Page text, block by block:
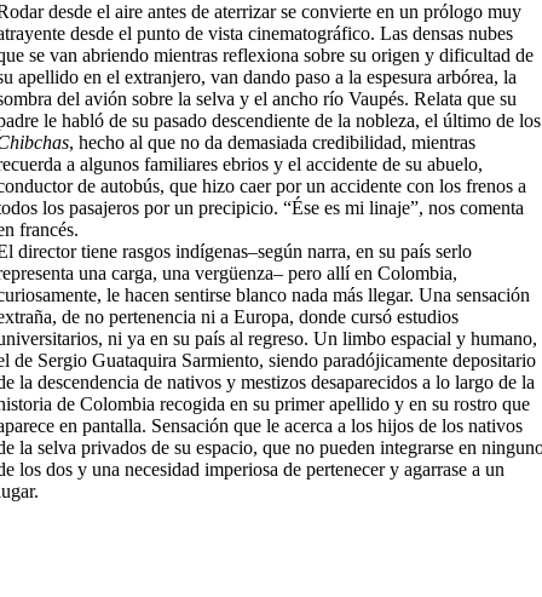
desde el aire antes de aterrizar se convierte en un prólogo muy
desde el punto de vista cinematográfico. Las densas nubes
se van abriendo mientras reflexiona sobre su origen y dificultad de
apellido en el extranjero, van dando paso a la espesura arbórea, la
del avión sobre la selva y el ancho río Vaupés. Relata que su
le habló de su pasado descendiente de la nobleza, el último de los
, hecho al que no da demasiada credibilidad, mientras
a algunos familiares ebrios y el accidente de su abuelo,
de autobús, que hizo caer por un accidente con los frenos a
los pasajeros por un precipicio. “Ése es mi linaje”, nos comenta
francés.
director tiene rasgos indígenas–según narra, en su país serlo
una carga, una vergüenza– pero allí en Colombia,
le hacen sentirse blanco nada más llegar. Una sensación
de no pertenencia ni a Europa, donde cursó estudios
ni ya en su país al regreso. Un limbo espacial y humano,
de Sergio Guataquira Sarmiento, siendo paradójicamente depositario
la descendencia de nativos y mestizos desaparecidos a lo largo de la
de Colombia recogida en su primer apellido y en su rostro que
en pantalla. Sensación que le acerca a los hijos de los nativos
la selva privados de su espacio, que no pueden integrarse en
los dos y una necesidad imperiosa de pertenecer y agarrase a un